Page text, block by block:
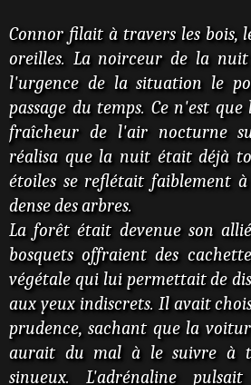
a
g
Connor filait à travers les bois,
oreilles. La noirceur de la
l'urgence de la situation le
passage du temps. Ce n'est
fraîcheur de l'air nocturne
réalisa que la nuit était déjà
étoiles se reflétait faiblement
dense des arbres.
La forêt était devenue son
bosquets offraient des
végétale qui lui permettait de
aux yeux indiscrets. Il avait
prudence, sachant que la
aurait du mal à le suivre à
sinueux. L'adrénaline